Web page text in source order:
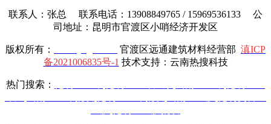
联系人：张总 联系电话：13908849765 / 15969536133 公
司地址：昆明市官渡区小哨经济开发区
版权所有： 官渡区远通建筑材料经营部 滇ICP
备2021006835号-1 技术支持：云南热搜科技
热门搜索：